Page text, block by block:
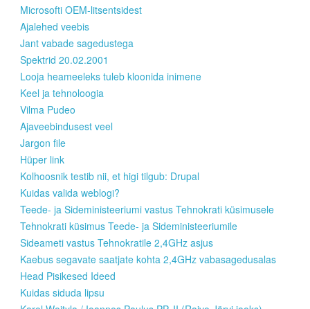
Microsofti OEM-litsentsidest
Ajalehed veebis
Jant vabade sagedustega
Spektrid 20.02.2001
Looja heameeleks tuleb kloonida inimene
Keel ja tehnoloogia
Vilma Pudeo
Ajaveebindusest veel
Jargon file
Hüper link
Kolhoosnik testib nii, et higi tilgub: Drupal
Kuidas valida weblogi?
Teede- ja Sideministeeriumi vastus Tehnokrati küsimusele
Tehnokrati küsimus Teede- ja Sideministeeriumile
Sideameti vastus Tehnokratile 2,4GHz asjus
Kaebus segavate saatjate kohta 2,4GHz vabasagedusalas
Head Pisikesed Ideed
Kuidas siduda lipsu